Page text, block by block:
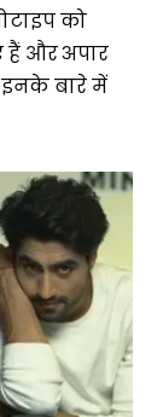
को
और अपार
इनके बारे में